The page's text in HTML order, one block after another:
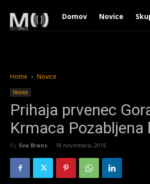
Domov Novice
Home Novice
Novice
Prihaja prvenec
Krmaca Pozabljena
By Eva Branc - 18 novembra, 2016